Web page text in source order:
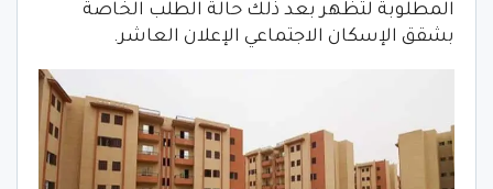
المطلوبة لتظهر بعد ذلك حالة الطلب الخاصة
بشقق الإسكان الاجتماعي الإعلان العاشر.